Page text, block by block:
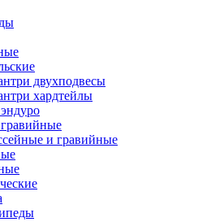
двухподвесы
хардтейлы
и гравийные